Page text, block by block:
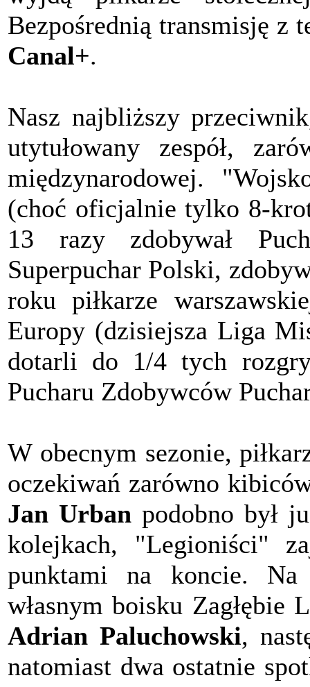
Bezpośrednią transmisję z
Canal+.
Nasz najbliższy
utytułowany zespół,
międzynarodowej.
(choć oficjalnie tylko 8-
13 razy zdobywał
Superpuchar Polski,
roku piłkarze
Europy (dzisiejsza Liga
dotarli do 1/4 tych
Pucharu Zdobywców
W obecnym sezonie,
oczekiwań zarówno
Jan Urban podobno był
kolejkach, "Legioniści"
punktami na koncie.
własnym boisku Zagłębie
Adrian Paluchowski,
natomiast dwa ostatnie